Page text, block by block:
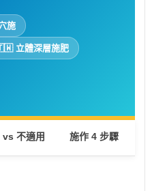
施
立體深層施肥
vs 不適用 施作 4 步驟